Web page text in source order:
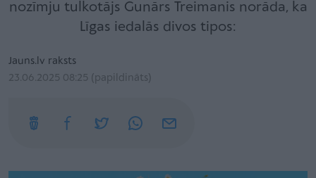
nozīmju tulkotājs Gunārs Treimanis norāda, ka
Līgas iedalās divos tipos:
Jauns.lv raksts
23.06.2025 08:25 (papildināts)